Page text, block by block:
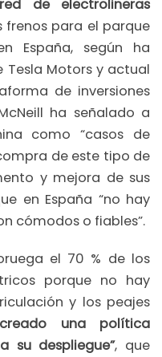
de electrolineras
frenos para el parque
España, según ha
Tesla Motors y actual
de inversiones
ha señalado a
como “casos de
de este tipo de
y mejora de sus
en España “no hay
cómodos o fiables”.
el 70 % de los
porque no hay
y los peajes
una política
su despliegue”, que